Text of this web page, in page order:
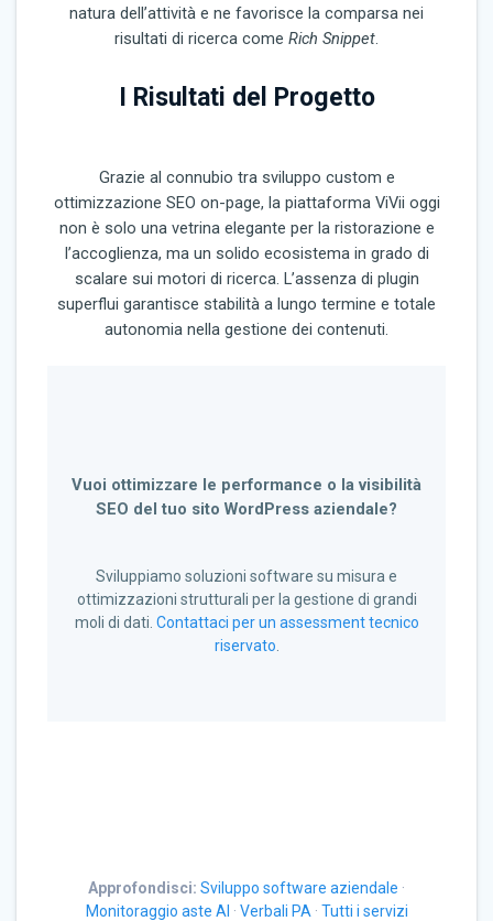
natura dell’attività e ne favorisce la comparsa nei
risultati di ricerca come Rich Snippet.
I Risultati del Progetto
Grazie al connubio tra sviluppo custom e
ottimizzazione SEO on-page, la piattaforma ViVii oggi
non è solo una vetrina elegante per la ristorazione e
l’accoglienza, ma un solido ecosistema in grado di
scalare sui motori di ricerca. L’assenza di plugin
superflui garantisce stabilità a lungo termine e totale
autonomia nella gestione dei contenuti.
Vuoi ottimizzare le performance o la visibilità
SEO del tuo sito WordPress aziendale?
Sviluppiamo soluzioni software su misura e
ottimizzazioni strutturali per la gestione di grandi
moli di dati. Contattaci per un assessment tecnico
riservato
Approfondisci: Sviluppo software aziendale ·
Monitoraggio aste AI · Verbali PA · Tutti i servizi